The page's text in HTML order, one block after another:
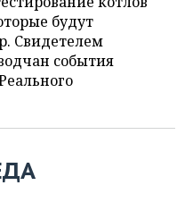
будут
Свидетелем
события